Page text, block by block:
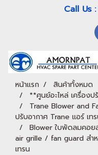
Call Us
หน้าแรก
สินค้าทั้งหมด
**ศูนย์อะไหล่ เครื่องป
Trane Blower and
ปรับอากาศ Trane แอร์ เท
Blower ใบพัดลมคอย
air grille / fan guard สำห
เทรน